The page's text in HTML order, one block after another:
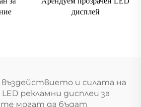
дисплей
въздействието и силата на
рекламни дисплеи за
могат да бъдат